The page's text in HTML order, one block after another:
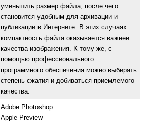
уменьшить размер файла, после чего
становится удобным для архивации и
публикации в Интернете. В этих случаях
компактность файла оказывается важнее
качества изображения. К тому же, с
помощью профессионального
программного обеспечения можно выбирать
степень сжатия и добиваться приемлемого
качества.
Adobe Photoshop
Apple Preview